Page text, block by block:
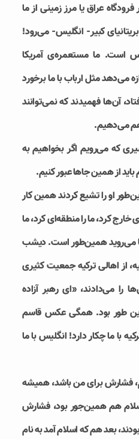
عراق یا مرز زمینی از ما
کبیر- انگلیس- می‌رود!
است. ما مستعمره‌ی آمریکا
می‌دهد مثل ارباب با ما برخورد
آن‌ها فهمیدند که نمی‌توانند
می‌دهیم.
که می‌رویم اگر بخواهیم به
از همین جاها عبور کنیم.
او را تشیع کردند همین کار
کرد، ما را منطقه‌ای کرد، ما
می‌روید همین‌طور است. دیشب
از اهالی ترکیه جمعیت کثیری
را می‌دادند، «ای رهبر آزاده
این طور بود. همگی عکس قاسم
با ما چکار دارد! انگلیس با ما
فشارش برای من باشد، همیشه
هم همین‌جور بود، فشارش
بعد هم که اسلام آمد به نام